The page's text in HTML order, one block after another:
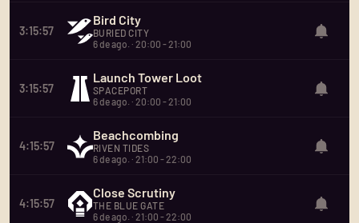
3:15:57
Bird City
BURIED CITY
6 de ago. · 20:00 - 21:00
3:15:57
Launch Tower Loot
SPACEPORT
6 de ago. · 20:00 - 21:00
4:15:57
Beachcombing
RIVEN TIDES
6 de ago. · 21:00 - 22:00
4:15:57
Close Scrutiny
THE BLUE GATE
6 de ago. · 21:00 - 22:00